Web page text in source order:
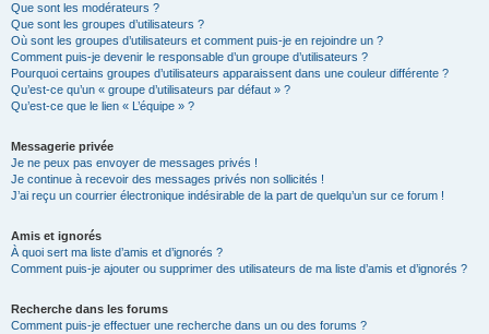
Que sont les modérateurs ?
Que sont les groupes d’utilisateurs ?
Où sont les groupes d’utilisateurs et comment puis-je en rejoindre un ?
Comment puis-je devenir le responsable d’un groupe d’utilisateurs ?
Pourquoi certains groupes d’utilisateurs apparaissent dans une couleur différente ?
Qu’est-ce qu’un « groupe d’utilisateurs par défaut » ?
Qu’est-ce que le lien « L’équipe » ?
Messagerie privée
Je ne peux pas envoyer de messages privés !
Je continue à recevoir des messages privés non sollicités !
J’ai reçu un courrier électronique indésirable de la part de quelqu’un sur ce forum !
Amis et ignorés
À quoi sert ma liste d’amis et d’ignorés ?
Comment puis-je ajouter ou supprimer des utilisateurs de ma liste d’amis et d’ignorés ?
Recherche dans les forums
Comment puis-je effectuer une recherche dans un ou des forums ?